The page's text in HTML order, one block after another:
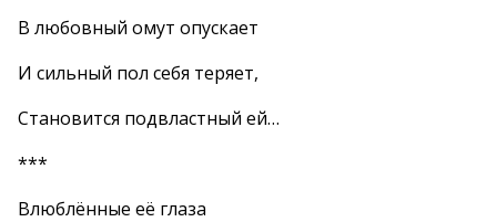
В любовный омут опускает
И сильный пол себя теряет,
Становится подвластный ей…
***
Влюблённые её глаза